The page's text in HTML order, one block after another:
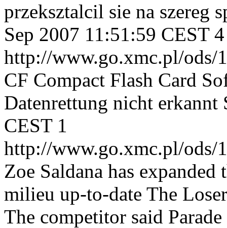
przeksztalcil sie na szereg
Sep 2007 11:51:59 CEST 4
http://www.go.xmc.pl/ods/
CF Compact Flash Card
Datenrettung nicht erkannt
CEST 1
http://www.go.xmc.pl/ods/
Zoe Saldana has
milieu up-to-date The
The competitor said